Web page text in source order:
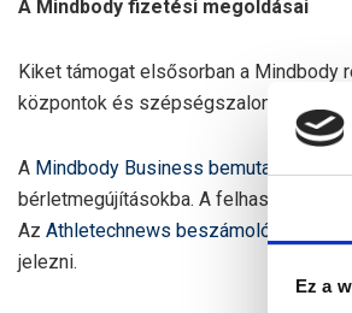
Ez a
A Mindbody fizetési megoldásai
Kiket támogat elsősorban a
központok és szépségszalonok állnak.
A Mindbody Business bemutatója
bérletmegújításokba. A felhasználók
Az Athletechnews beszámolója
jelezni.